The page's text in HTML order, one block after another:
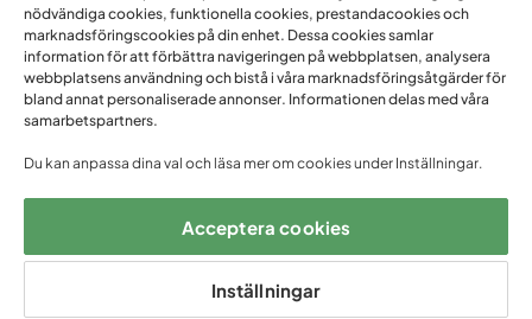
Vi finns i flera länder
Följ oss på:
nödvändiga cookies, funktionella cookies, prestandacookies och
marknadsföringscookies på din enhet. Dessa cookies samlar
information för att förbättra navigeringen på webbplatsen, analysera
webbplatsens användning och bistå i våra marknadsföringsåtgärder för
bland annat personaliserade annonser. Informationen delas med våra
samarbetspartners.
Du kan anpassa dina val och läsa mer om cookies under Inställningar.
Acceptera cookies
Inställningar